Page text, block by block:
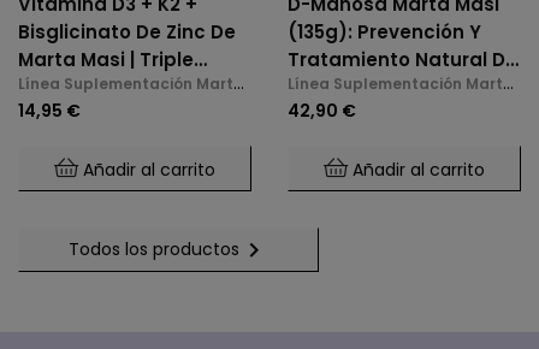
Bisglicinato De Zinc De
Marta Masi | Triple
Acción: Huesos,
Inmunidad Y Bienestar
Línea Suplementación Marta
Masi
14,95 €
Añadir al carrito
(135g): Prevención Y
Tratamiento Natural De
La Cistitis E Infecciones
De Orina
Línea Suplementación Marta
Masi
42,90 €
Añadir al carrito
Todos los productos 